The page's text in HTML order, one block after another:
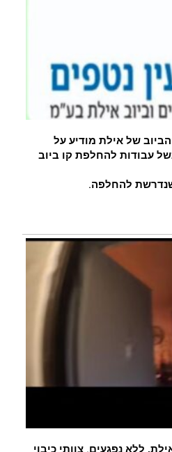
של אילת מודיע על
עבודות להחלפת קו ביוב
להחלפה.
ללא נפגעים. צוותי כיבוי